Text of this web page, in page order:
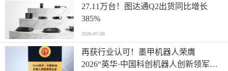
27.11万台！图达通Q2出货同比增长
385%
2026-07-08
再获行业认可！墨甲机器人荣膺
2026“英华·中国科创机器人创新领军企